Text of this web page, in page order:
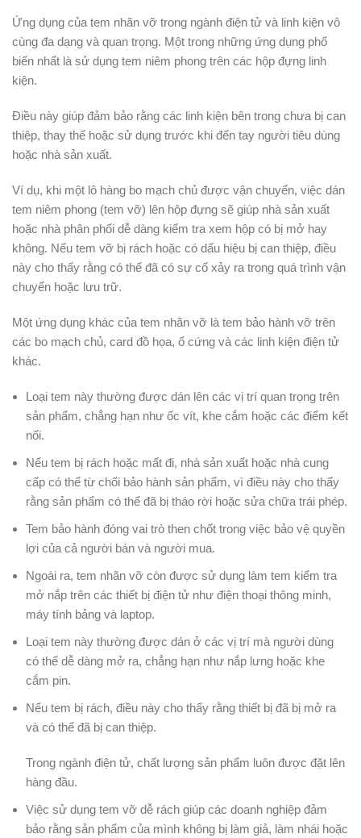
Ứng dụng của tem nhãn vỡ trong ngành điện tử và linh kiện vô
cùng đa dạng và quan trọng. Một trong những ứng dụng phổ
biến nhất là sử dụng tem niêm phong trên các hộp đựng linh
kiện.
Điều này giúp đảm bảo rằng các linh kiện bên trong chưa bị can
thiệp, thay thế hoặc sử dụng trước khi đến tay người tiêu dùng
hoặc nhà sản xuất.
Ví dụ, khi một lô hàng bo mạch chủ được vận chuyển, việc dán
tem niêm phong (tem vỡ) lên hộp đựng sẽ giúp nhà sản xuất
hoặc nhà phân phối dễ dàng kiểm tra xem hộp có bị mở hay
không. Nếu tem vỡ bị rách hoặc có dấu hiệu bị can thiệp, điều
này cho thấy rằng có thể đã có sự cố xảy ra trong quá trình vận
chuyển hoặc lưu trữ.
Một ứng dụng khác của tem nhãn vỡ là tem bảo hành vỡ trên
các bo mạch chủ, card đồ họa, ổ cứng và các linh kiện điện tử
khác.
Loại tem này thường được dán lên các vị trí quan trọng trên
sản phẩm, chẳng hạn như ốc vít, khe cắm hoặc các điểm kết
nối.
Nếu tem bị rách hoặc mất đi, nhà sản xuất hoặc nhà cung
cấp có thể từ chối bảo hành sản phẩm, vì điều này cho thấy
rằng sản phẩm có thể đã bị tháo rời hoặc sửa chữa trái phép.
Tem bảo hành đóng vai trò then chốt trong việc bảo vệ quyền
lợi của cả người bán và người mua.
Ngoài ra, tem nhãn vỡ còn được sử dụng làm tem kiểm tra
mở nắp trên các thiết bị điện tử như điện thoại thông minh,
máy tính bảng và laptop.
Loại tem này thường được dán ở các vị trí mà người dùng
có thể dễ dàng mở ra, chẳng hạn như nắp lưng hoặc khe
cắm pin.
Nếu tem bị rách, điều này cho thấy rằng thiết bị đã bị mở ra
và có thể đã bị can thiệp.
Trong ngành điện tử, chất lượng sản phẩm luôn được đặt lên
hàng đầu.
Việc sử dụng tem vỡ dễ rách giúp các doanh nghiệp đảm
bảo rằng sản phẩm của mình không bị làm giả, làm nhái hoặc